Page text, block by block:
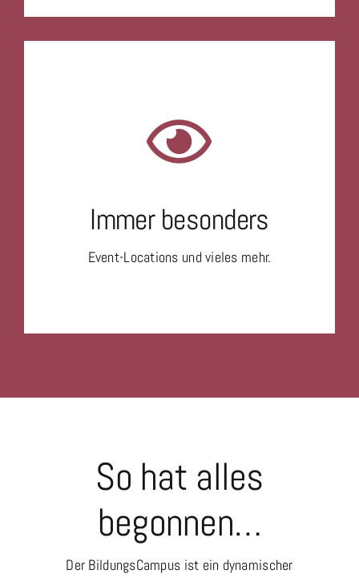
Immer besonders
Event-Locations und vieles mehr.
So hat alles
begonnen…
Der BildungsCampus ist ein dynamischer